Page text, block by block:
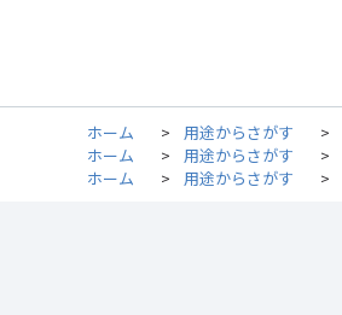
ホーム > 用途からさがす >
ホーム
> 用途からさがす >
ホーム
> 用途からさがす >